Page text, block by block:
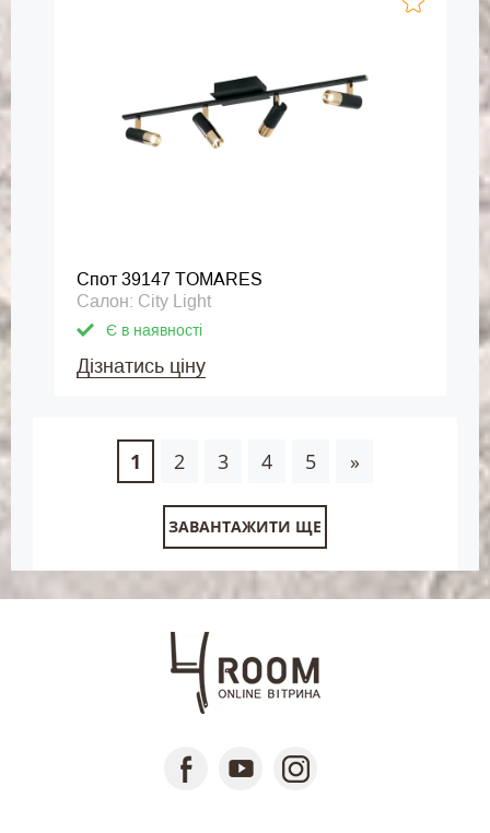
Спот 39147 TOMARES
Салон: City Light
Є в наявності
Дізнатись ціну
1 2 3 4 5 »
ЗАВАНТАЖИТИ ЩЕ